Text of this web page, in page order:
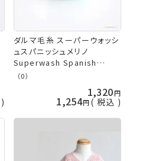
ダルマ毛糸 スーパーウォッシ
ュスパニッシュメリノ
Superwash Spanish
Merino 中細 秋冬毛糸 ダル
（0）
1,320
1,254 税込